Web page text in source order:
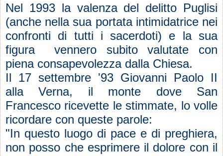
Nel 1993 la valenza del delitto Puglisi
(anche nella sua portata intimidatrice nei
confronti di tutti i sacerdoti) e la sua
figura vennero subito valutate con
piena consapevolezza dalla Chiesa.
Il 17 settembre '93 Giovanni Paolo II
alla Verna, il monte dove San
Francesco ricevette le stimmate, lo volle
ricordare con queste parole:
"In questo luogo di pace e di preghiera,
non posso che esprimere il dolore con il